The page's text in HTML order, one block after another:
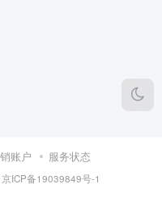
账户 服务状态
京ICP备19039849号-1